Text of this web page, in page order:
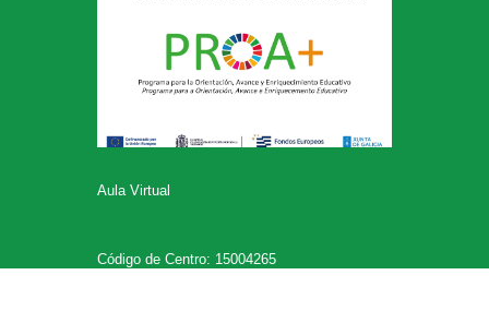
Aula Virtual
Código de Centro: 15004265